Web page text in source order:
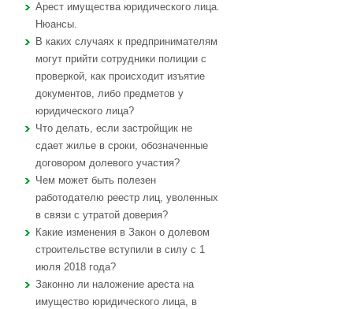
Арест имущества юридического лица.
Нюансы.
В каких случаях к предпринимателям
могут прийти сотрудники полиции с
проверкой, как происходит изъятие
документов, либо предметов у
юридического лица?
Что делать, если застройщик не
сдает жилье в сроки, обозначенные
договором долевого участия?
Чем может быть полезен
работодателю реестр лиц, уволенных
в связи с утратой доверия?
Какие изменения в Закон о долевом
строительстве вступили в силу с 1
июля 2018 года?
Законно ли наложение ареста на
имущество юридического лица, в